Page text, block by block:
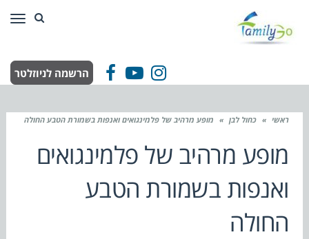
Facebook
YouTube
Instagram הרשמה לניוזלטר
ראשי » כחול לבן » מופע מרהיב של פלמינגואים ואנפות בשמורת הטבע החולה
מופע מרהיב של פלמינגואים
ואנפות בשמורת הטבע
החולה